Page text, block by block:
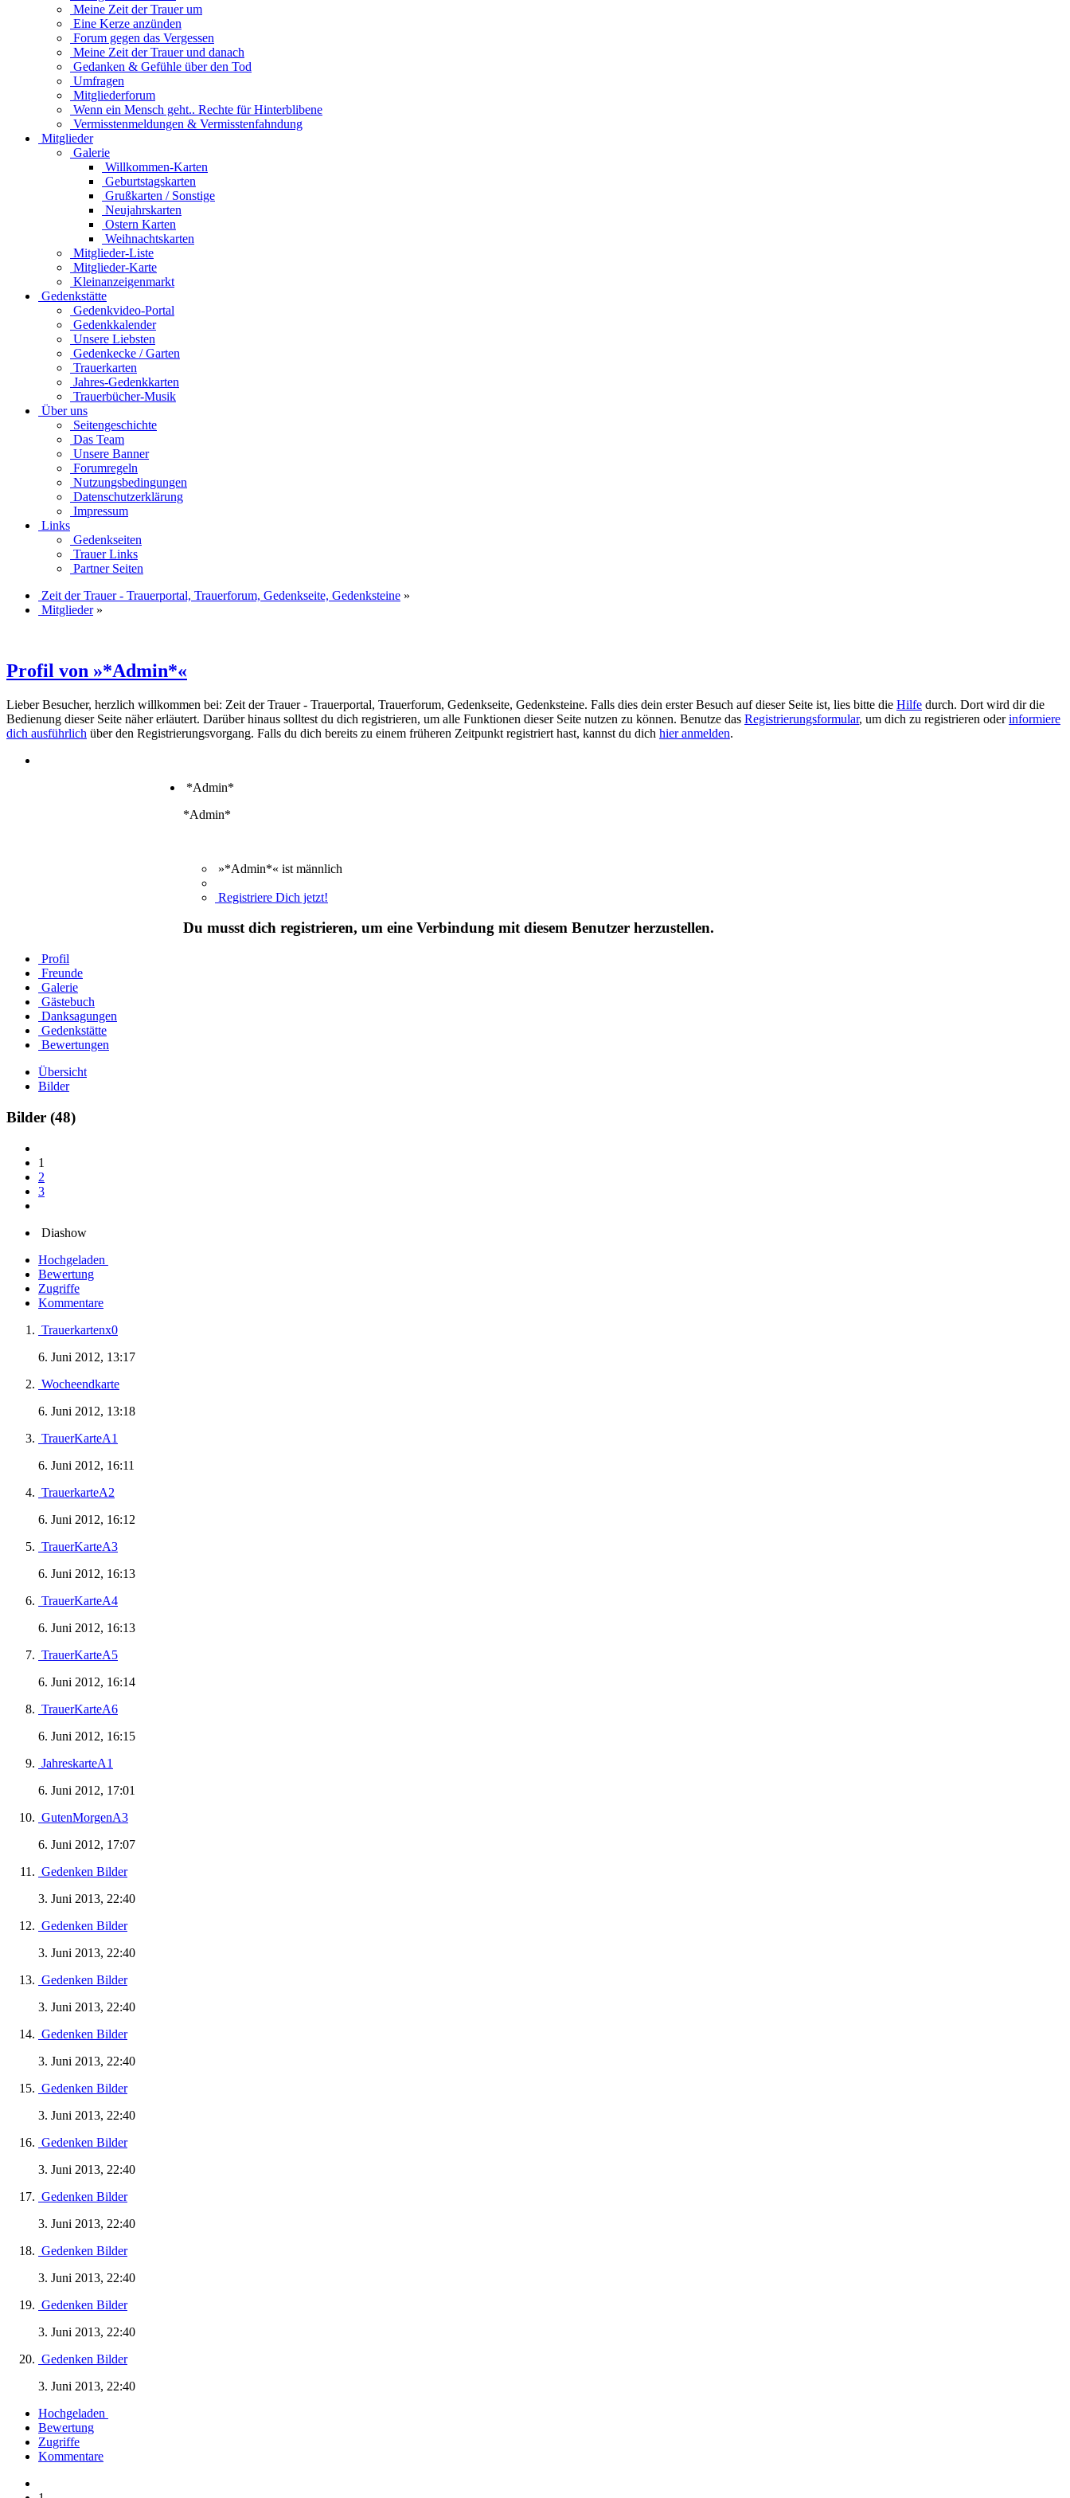
Meine Zeit der Trauer um
Eine Kerze anzünden
Forum gegen das Vergessen
Meine Zeit der Trauer und danach
Gedanken & Gefühle über den Tod
Umfragen
Mitgliederforum
Wenn ein Mensch geht.. Rechte für Hinterblibene
Vermisstenmeldungen & Vermisstenfahndung
Mitglieder
Galerie
Willkommen-Karten
Geburtstagskarten
Grußkarten / Sonstige
Neujahrskarten
Ostern Karten
Weihnachtskarten
Mitglieder-Liste
Mitglieder-Karte
Kleinanzeigenmarkt
Gedenkstätte
Gedenkvideo-Portal
Gedenkkalender
Unsere Liebsten
Gedenkecke / Garten
Trauerkarten
Jahres-Gedenkkarten
Trauerbücher-Musik
Über uns
Seitengeschichte
Das Team
Unsere Banner
Forumregeln
Nutzungsbedingungen
Datenschutzerklärung
Impressum
Links
Gedenkseiten
Trauer Links
Partner Seiten
Zeit der Trauer - Trauerportal, Trauerforum, Gedenkseite, Gedenksteine »
Mitglieder»
Profil von »*Admin*«
Lieber Besucher, herzlich willkommen bei: Zeit der Trauer - Trauerportal, Trauerforum, Gedenkseite, Gedenksteine. Falls dies dein erster Besuch auf dieser Seite ist, lies bitte die Hilfe durch. Dort wird dir die
Bedienung dieser Seite näher erläutert. Darüber hinaus solltest du dich registrieren, um alle Funktionen dieser Seite nutzen zu können. Benutze das Registrierungsformular, um dich zu registrieren oderinformiere
dich ausführlich über den Registrierungsvorgang. Falls du dich bereits zu einem früheren Zeitpunkt registriert hast, kannst du dich hier anmelden.
*Admin*
*Admin*
»*Admin*« ist männlich
Registriere Dich jetzt!
Du musst dich registrieren, um eine Verbindung mit diesem Benutzer herzustellen.
Profil
Freunde
Galerie
Gästebuch
Danksagungen
Gedenkstätte
Bewertungen
Übersicht
Bilder
Bilder (48)
1
2
3
Diashow
Hochgeladen
Bewertung
Zugriffe
Kommentare
Trauerkartenx0
6. Juni 2012, 13:17
Wocheendkarte
6. Juni 2012, 13:18
TrauerKarteA1
6. Juni 2012, 16:11
TrauerkarteA2
6. Juni 2012, 16:12
TrauerKarteA3
6. Juni 2012, 16:13
TrauerKarteA4
6. Juni 2012, 16:13
TrauerKarteA5
6. Juni 2012, 16:14
TrauerKarteA6
6. Juni 2012, 16:15
JahreskarteA1
6. Juni 2012, 17:01
GutenMorgenA3
6. Juni 2012, 17:07
Gedenken Bilder
3. Juni 2013, 22:40
Gedenken Bilder
3. Juni 2013, 22:40
Gedenken Bilder
3. Juni 2013, 22:40
Gedenken Bilder
3. Juni 2013, 22:40
Gedenken Bilder
3. Juni 2013, 22:40
Gedenken Bilder
3. Juni 2013, 22:40
Gedenken Bilder
3. Juni 2013, 22:40
Gedenken Bilder
3. Juni 2013, 22:40
Gedenken Bilder
3. Juni 2013, 22:40
Gedenken Bilder
3. Juni 2013, 22:40
Hochgeladen
Bewertung
Zugriffe
Kommentare